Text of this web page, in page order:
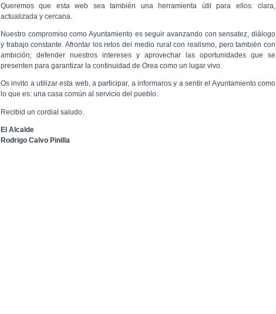
Queremos que esta web sea también una herramienta útil para ellos: clara,
actualizada y cercana.
Nuestro compromiso como Ayuntamiento es seguir avanzando con sensatez, diálogo
y trabajo constante. Afrontar los retos del medio rural con realismo, pero también con
ambición; defender nuestros intereses y aprovechar las oportunidades que se
presenten para garantizar la continuidad de Orea como un lugar vivo.
Os invito a utilizar esta web, a participar, a informaros y a sentir el Ayuntamiento como
lo que es: una casa común al servicio del pueblo.
Recibid un cordial saludo.
El Alcalde
Rodrigo Calvo Pinilla